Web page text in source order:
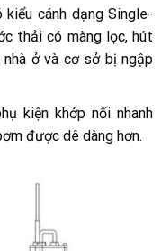
kiểu cánh dạng Single-
thải có màng lọc, hút
ở và cơ sở bị ngập
kiện khớp nối nhanh
được dê dàng hơn.